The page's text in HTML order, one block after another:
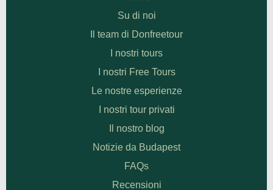
Su di noi
Il team di Donfreetour
I nostri tours
I nostri Free Tours
Le nostre esperienze
I nostri tour privati
Il nostro blog
Notizie da Budapest
FAQs
Recensioni